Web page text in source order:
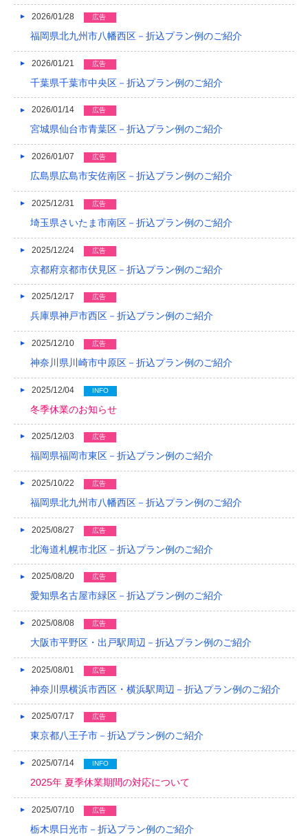
2019/04
2019/03
2019/01
2018/12
2018/10
2018/09
2018/08
2018/07
2018/04
2018/03
2018/02
2018/01
2017/12
2017/11
2017/10
2017/09
2017/07
2017/06
2017/05
2017/04
2017/03
2016/12
2016/11
2016/09
2026/01/28 広告
福岡県北九州市八幡西区－折込プラン例のご紹介
2026/01/21 広告
千葉県千葉市中央区－折込プラン例のご紹介
2026/01/14 広告
宮城県仙台市青葉区－折込プラン例のご紹介
2026/01/07 広告
広島県広島市安佐南区－折込プラン例のご紹介
2025/12/31 広告
埼玉県さいたま市南区－折込プラン例のご紹介
2025/12/24 広告
京都府京都市伏見区－折込プラン例のご紹介
2025/12/17 広告
兵庫県神戸市西区－折込プラン例のご紹介
2025/12/10 広告
神奈川県川崎市中原区－折込プラン例のご紹介
2025/12/04 INFO
冬季休業のお知らせ
2025/12/03 広告
福岡県福岡市東区－折込プラン例のご紹介
2025/10/22 広告
福岡県北九州市八幡西区－折込プラン例のご紹介
2025/08/27 広告
北海道札幌市北区－折込プラン例のご紹介
2025/08/20 広告
愛知県名古屋市緑区－折込プラン例のご紹介
2025/08/08 広告
大阪市平野区・出戸駅周辺－折込プラン例のご紹介
2025/08/01 広告
神奈川県横浜市西区・横浜駅周辺－折込プラン例のご紹介
2025/07/17 広告
東京都八王子市－折込プラン例のご紹介
2025/07/14 INFO
2025年 夏季休業期間の対応について
2025/07/10 広告
栃木県日光市－折込プラン例のご紹介